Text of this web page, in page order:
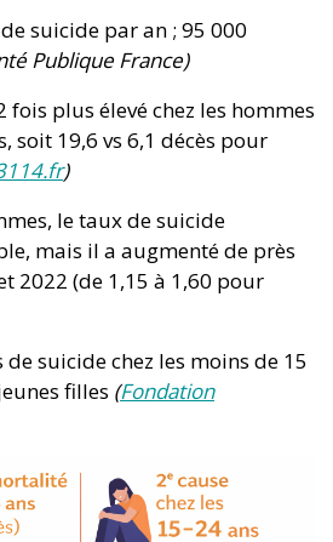
suicide par an ; 95 000
Publique France)
fois plus élevé chez les hommes
soit 19,6 vs 6,1 décès pour
)
le taux de suicide
mais il a augmenté de près
2022 (de 1,15 à 1,60 pour
de suicide chez les moins de 15
filles (Fondation